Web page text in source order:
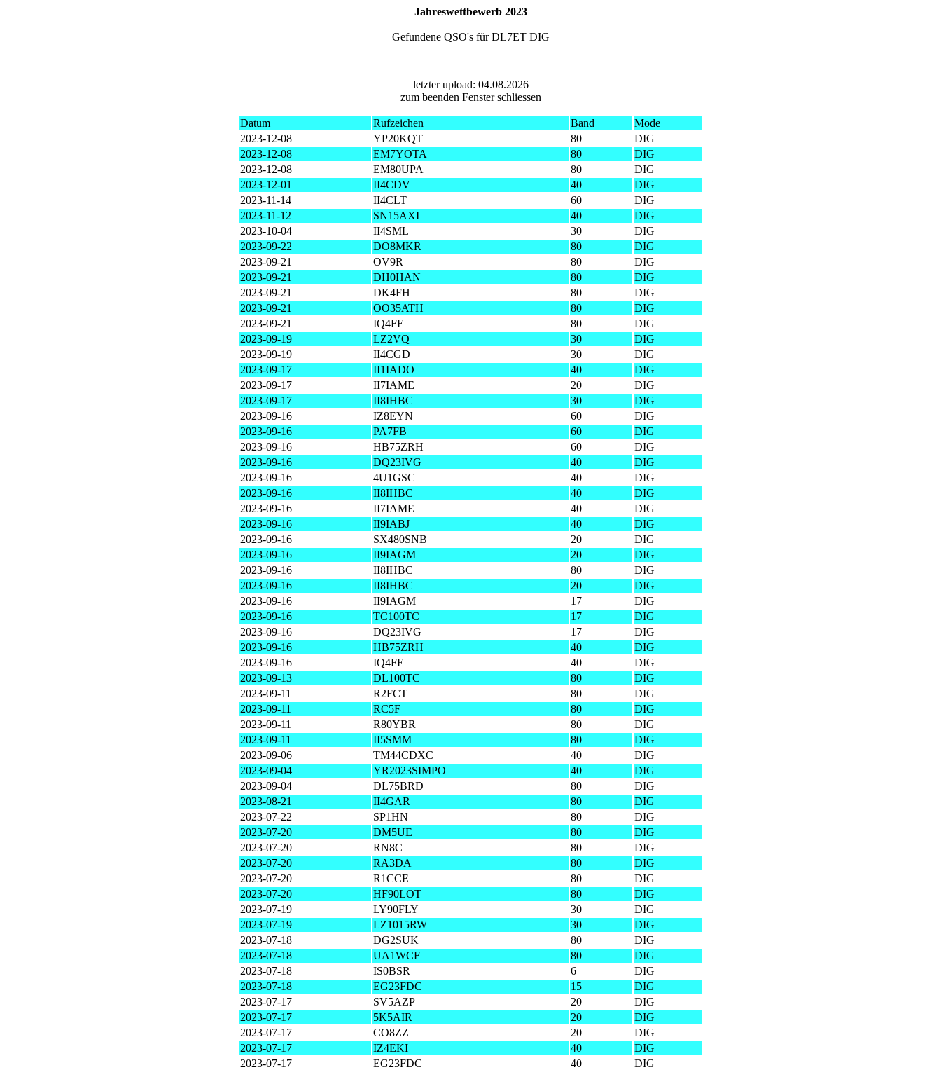
Jahreswettbewerb 2023
Gefundene QSO's für DL7ET DIG
letzter upload: 04.08.2026
zum beenden Fenster schliessen
Datum Rufzeichen Band
Mode
2023-12-08
YP20KQT 80
DIG
2023-12-08
EM7YOTA 80
DIG
2023-12-08
EM80UPA 80
DIG
2023-12-01
II4CDV 40
DIG
2023-11-14
II4CLT 60
DIG
2023-11-12
SN15AXI 40
DIG
2023-10-04
II4SML 30
DIG
2023-09-22
DO8MKR 80
DIG
2023-09-21
OV9R 80
DIG
2023-09-21
DH0HAN 80
DIG
2023-09-21
DK4FH 80
DIG
2023-09-21
OO35ATH 80
DIG
2023-09-21
IQ4FE 80
DIG
2023-09-19
LZ2VQ 30
DIG
2023-09-19
II4CGD 30
DIG
2023-09-17
II1IADO 40
DIG
2023-09-17
II7IAME 20
DIG
2023-09-17
II8IHBC 30
DIG
2023-09-16
IZ8EYN 60
DIG
2023-09-16
PA7FB 60
DIG
2023-09-16
HB75ZRH 60
DIG
2023-09-16
DQ23IVG 40
DIG
2023-09-16
4U1GSC 40
DIG
2023-09-16
II8IHBC 40
DIG
2023-09-16
II7IAME 40
DIG
2023-09-16
II9IABJ 40
DIG
2023-09-16
SX480SNB 20
DIG
2023-09-16
II9IAGM 20
DIG
2023-09-16
II8IHBC 80
DIG
2023-09-16
II8IHBC 20
DIG
2023-09-16
II9IAGM 17
DIG
2023-09-16
TC100TC 17
DIG
2023-09-16
DQ23IVG 17
DIG
2023-09-16
HB75ZRH 40
DIG
2023-09-16
IQ4FE 40
DIG
2023-09-13
DL100TC 80
DIG
2023-09-11
R2FCT 80
DIG
2023-09-11
RC5F 80
DIG
2023-09-11
R80YBR 80
DIG
2023-09-11
II5SMM 80
DIG
2023-09-06
TM44CDXC 40
DIG
2023-09-04
YR2023SIMPO 40
DIG
2023-09-04
DL75BRD 80
DIG
2023-08-21
II4GAR 80
DIG
2023-07-22
SP1HN 80
DIG
2023-07-20
DM5UE 80
DIG
2023-07-20
RN8C 80
DIG
2023-07-20
RA3DA 80
DIG
2023-07-20
R1CCE 80
DIG
2023-07-20
HF90LOT 80
DIG
2023-07-19
LY90FLY 30
DIG
2023-07-19
LZ1015RW 30
DIG
2023-07-18
DG2SUK 80
DIG
2023-07-18
UA1WCF 80
DIG
2023-07-18
IS0BSR 6
DIG
2023-07-18
EG23FDC 15
DIG
2023-07-17
SV5AZP 20
DIG
2023-07-17
5K5AIR 20
DIG
2023-07-17
CO8ZZ 20
DIG
2023-07-17
IZ4EKI 40
DIG
2023-07-17
EG23FDC 40
DIG